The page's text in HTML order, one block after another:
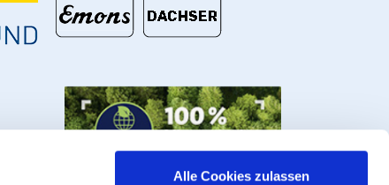
Alle Cookies zulassen